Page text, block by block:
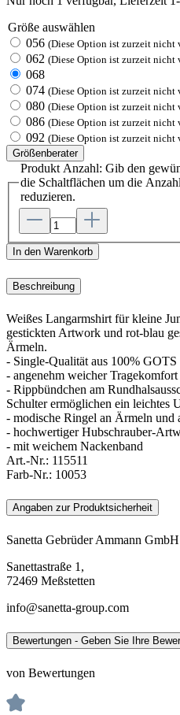
Größe auswählen
056 (Diese Option ist zurzeit nicht
062 (Diese Option ist zurzeit nicht
068
074 (Diese Option ist zurzeit nicht
080 (Diese Option ist zurzeit nicht
086 (Diese Option ist zurzeit nicht
092 (Diese Option ist zurzeit nicht
Größenberater
Produkt Anzahl: Gib den
die Schaltflächen um die
reduzieren.
In den Warenkorb
Beschreibung
Weißes Langarmshirt für kleine
gestickten Artwork und rot-blau
Ärmeln.
- Single-Qualität aus 100%
- angenehm weicher Tragekomfort
- Rippbündchen am
Schulter ermöglichen ein leichtes
- modische Ringel an Ärmeln und
- hochwertiger Hubschrauber-
- mit weichem Nackenband
Art.-Nr.: 115511
Farb-Nr.: 10053
Angaben zur Produktsicherheit
Sanetta Gebrüder Ammann
Sanettastraße 1,
72469 Meßstetten
info@sanetta-group.com
Bewertungen - Geben Sie Ihre
von Bewertungen